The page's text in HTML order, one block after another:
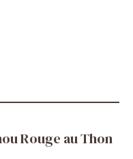
Rouge au Thon